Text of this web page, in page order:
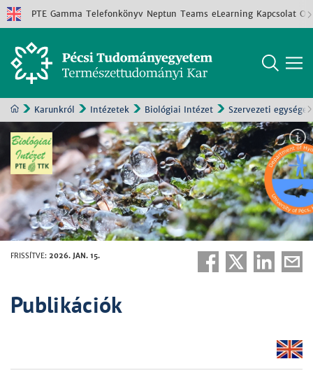
PTE Gamma Telefonkönyv Neptun Teams eLearning Kapcsolat
Karunkról Intézetek Biológiai Intézet Szervezeti egységek
FRISSÍTVE: 2026. JAN. 15.
Publikációk